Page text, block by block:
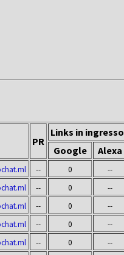
PR
Links in ingresso
Google Alexa
-- 0 --
-- 0 --
-- 0 --
-- 0 --
-- 0 --